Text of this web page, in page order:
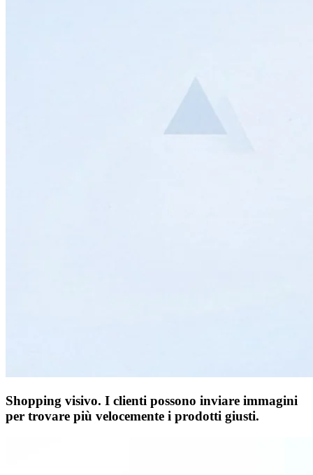
Shopping visivo. I clienti possono inviare immagini
per trovare più velocemente i prodotti giusti.